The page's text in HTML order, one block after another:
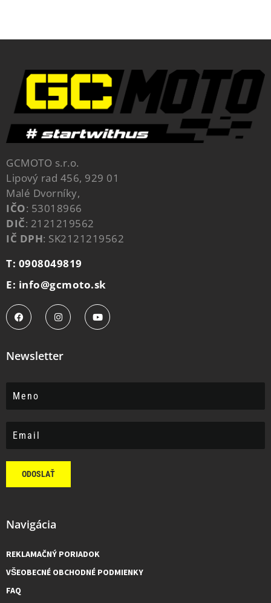
GCMOTO s.r.o.
Lipový rad 456, 929 01
Malé Dvorníky,
IČO: 53018966
DIČ: 2121219562
IČ DPH: SK2121219562
T: 0908049819
E: info@gcmoto.sk
Newsletter
ODOSLAŤ
Navigácia
REKLAMAČNÝ PORIADOK
VŠEOBECNÉ OBCHODNÉ PODMIENKY
FAQ